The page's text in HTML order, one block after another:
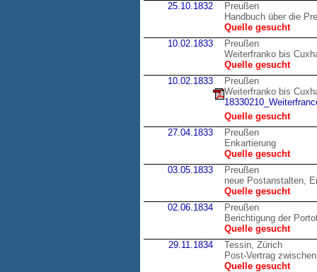
25.10.1832
Preußen
Handbuch über die
Quelle gesucht
10.02.1833
Preußen
Weiterfranko bis
Quelle gesucht
10.02.1833
Preußen
Weiterfranko bis
Quelle gesucht
27.04.1833
Preußen
Enkartierung
Quelle gesucht
03.05.1833
Preußen
neue Postanstalten,
Quelle gesucht
02.06.1834
Preußen
Berichtigung der
Quelle gesucht
29.11.1834
Tessin, Zürich
Post-Vertrag
Quelle gesucht